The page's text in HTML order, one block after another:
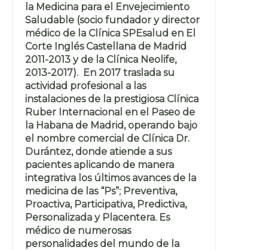
la Medicina para el Envejecimiento
Saludable (socio fundador y director
médico de la Clínica SPEsalud en El
Corte Inglés Castellana de Madrid
2011-2013 y de la Clínica Neolife,
2013-2017). En 2017 traslada su
actividad profesional a las
instalaciones de la prestigiosa Clínica
Ruber Internacional en el Paseo de
la Habana de Madrid, operando bajo
el nombre comercial de Clínica Dr.
Durántez, donde atiende a sus
pacientes aplicando de manera
integrativa los últimos avances de la
medicina de las “Ps”; Preventiva,
Proactiva, Participativa, Predictiva,
Personalizada y Placentera. Es
médico de numerosas
personalidades del mundo de la